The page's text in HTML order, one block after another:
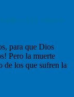
para que Dios
Pero la muerte
de los que sufren la